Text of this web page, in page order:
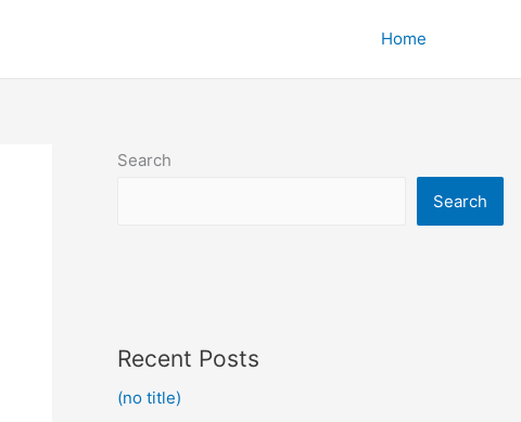
Home
Search
Search
Recent Posts
(no title)